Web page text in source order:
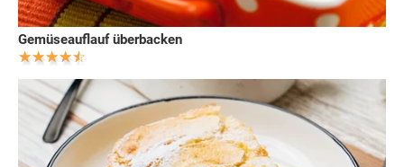
Gemüseauflauf überbacken